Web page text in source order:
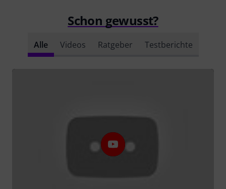
Schon gewusst?
Alle Videos Ratgeber Testberichte